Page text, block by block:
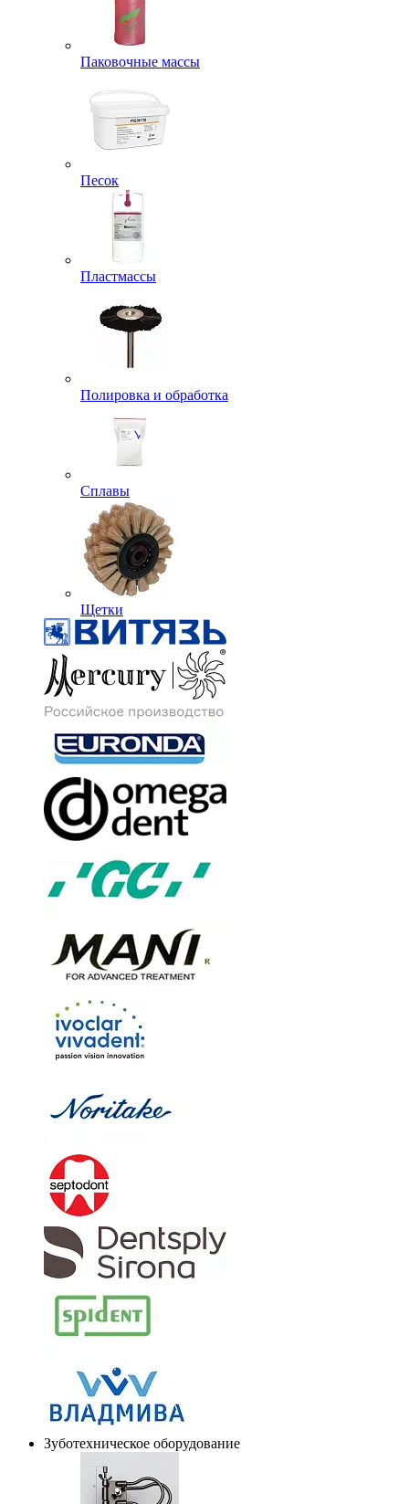
Паковочные массы
Песок
Пластмассы
Полировка и обработка
Сплавы
Щетки
Зуботехническое оборудование